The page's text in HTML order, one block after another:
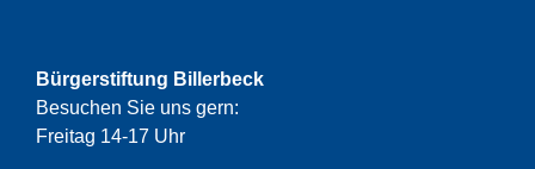
Bürgerstiftung Billerbeck
Besuchen Sie uns gern:
Freitag 14-17 Uhr